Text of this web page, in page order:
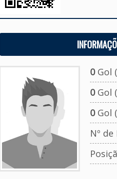
0Gol
0Gol
0Gol
Nº